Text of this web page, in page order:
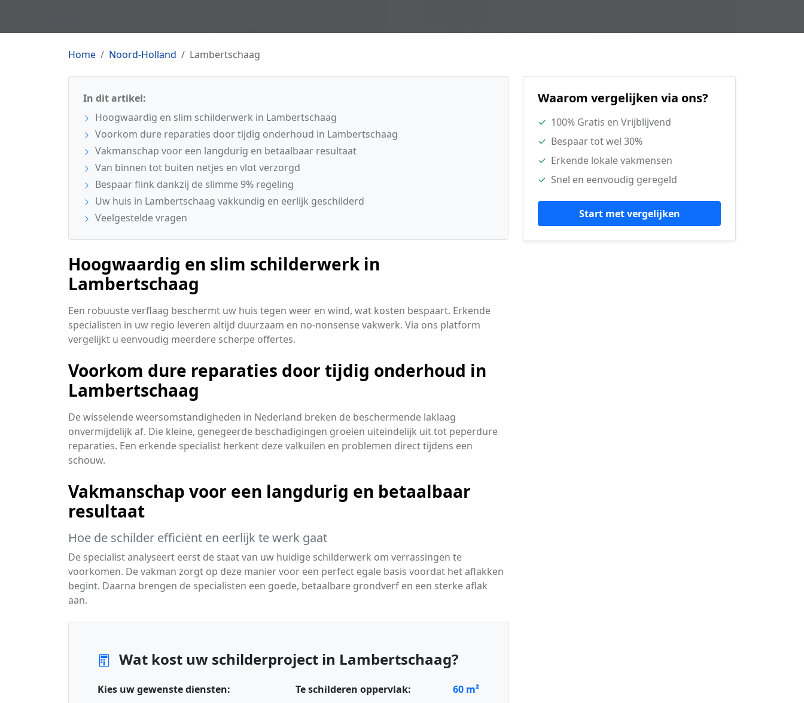
Home Noord-Holland Lambertschaag
In dit artikel:
Hoogwaardig en slim schilderwerk in Lambertschaag
Voorkom dure reparaties door tijdig onderhoud in Lambertschaag
Vakmanschap voor een langdurig en betaalbaar resultaat
Van binnen tot buiten netjes en vlot verzorgd
Bespaar flink dankzij de slimme 9% regeling
Uw huis in Lambertschaag vakkundig en eerlijk geschilderd
Veelgestelde vragen
Hoogwaardig en slim schilderwerk in
Lambertschaag
Een robuuste verflaag beschermt uw huis tegen weer en wind, wat kosten bespaart. Erkende
specialisten in uw regio leveren altijd duurzaam en no-nonsense vakwerk. Via ons platform
vergelijkt u eenvoudig meerdere scherpe offertes.
Voorkom dure reparaties door tijdig onderhoud in
Lambertschaag
De wisselende weersomstandigheden in Nederland breken de beschermende laklaag
onvermijdelijk af. Die kleine, genegeerde beschadigingen groeien uiteindelijk uit tot peperdure
reparaties. Een erkende specialist herkent deze valkuilen en problemen direct tijdens een
schouw.
Vakmanschap voor een langdurig en betaalbaar
resultaat
Hoe de schilder efficiënt en eerlijk te werk gaat
De specialist analyseert eerst de staat van uw huidige schilderwerk om verrassingen te
voorkomen. De vakman zorgt op deze manier voor een perfect egale basis voordat het aflakken
begint. Daarna brengen de specialisten een goede, betaalbare grondverf en een sterke aflak
aan.
Wat kost uw schilderproject in Lambertschaag?
Kies uw gewenste diensten:
Te schilderen oppervlak: 60 m²
Waarom vergelijken via ons?
✓ 100% Gratis en Vrijblijvend
✓ Bespaar tot wel 30%
✓ Erkende lokale vakmensen
✓ Snel en eenvoudig geregeld
Start met vergelijken